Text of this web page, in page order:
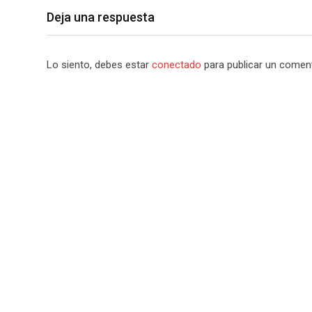
Deja una respuesta
Lo siento, debes estar conectado para publicar un